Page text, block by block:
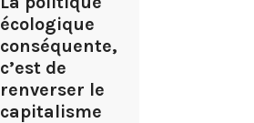
écologique
conséquente,
c’est de
renverser le
capitalisme